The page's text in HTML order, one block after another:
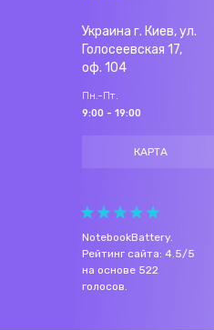
Украина г. Киев, ул.
Голосеевская 17,
оф. 104
Пн.-Пт.
9:00 - 19:00
КАРТА
NotebookBattery.
Рейтинг сайта: 4.5/5
на основе 522
голосов.